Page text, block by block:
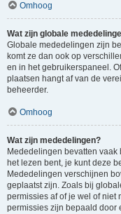
Omhoog
Wat zijn globale
Globale mededelingen zijn
komt ze dan ook op
en in het gebruikerspaneel.
plaatsen hangt af van de
beheerder.
Omhoog
Wat zijn mededelingen?
Mededelingen bevatten
het lezen bent, je kunt deze
Mededelingen verschijnen
geplaatst zijn. Zoals bij
permissies af of je wel of
permissies zijn bepaald door